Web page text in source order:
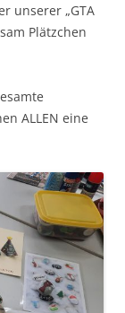
unserer „GTA
Plätzchen
ALLEN eine